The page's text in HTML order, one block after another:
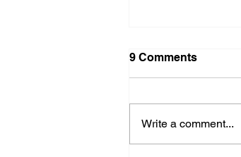
9 Comments
Write a comment...